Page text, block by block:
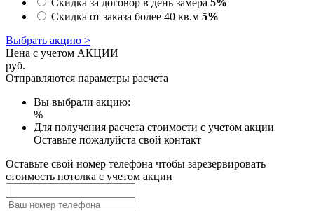
Скидка от заказа более 40 кв.м 5%
Выбрать акцию >
Цена с учетом АКЦИИ
руб.
Отправляются параметры расчета
Вы выбрали акцию:
%
Для получения расчета стоимости с учетом акции
Оставьте пожалуйста свой контакт
Оставьте свой номер телефона чтобы зарезервировать
стоимость потолка с учетом акции